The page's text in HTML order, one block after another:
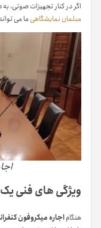
اگر در کنار تجهیزات صوتی،
مبلمان نمایشگاهی ما می
ویژگی های فنی
هنگاماجاره میکروفون